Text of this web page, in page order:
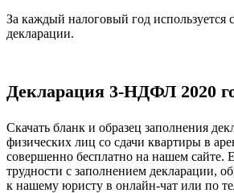
За каждый налоговый год используется
декларации.
Декларация 3-НДФЛ 2020
Скачать бланк и образец заполнения
физических лиц со сдачи квартиры в
совершенно бесплатно на нашем сайте.
трудности с заполнением декларации,
к нашему юристу в онлайн-чат или по